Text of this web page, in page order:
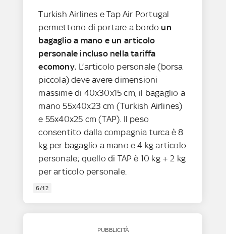
Turkish Airlines e Tap Air Portugal
permettono di portare a bordo un
bagaglio a mano e un articolo
personale incluso nella tariffa
ecomony. L’articolo personale (borsa
piccola) deve avere dimensioni
massime di 40x30x15 cm, il bagaglio a
mano 55x40x23 cm (Turkish Airlines)
e 55x40x25 cm (TAP). Il peso
consentito dalla compagnia turca è 8
kg per bagaglio a mano e 4 kg articolo
personale; quello di TAP è 10 kg + 2 kg
per articolo personale.
6/12
PUBBLICITÀ